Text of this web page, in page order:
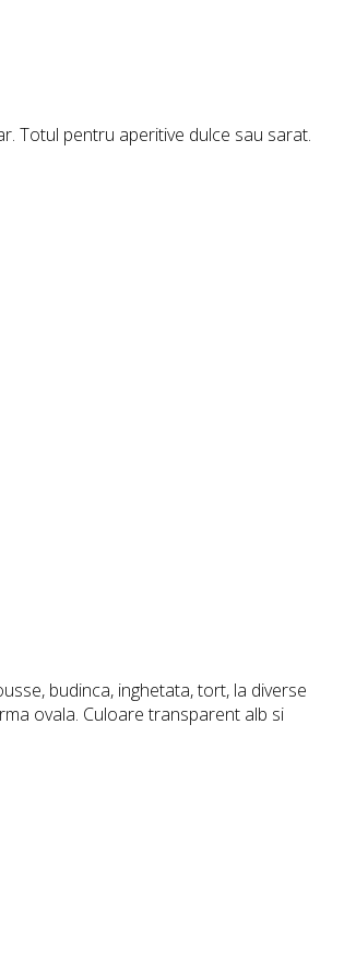
Totul pentru aperitive dulce sau sarat.
budinca, inghetata, tort, la diverse
ovala. Culoare transparent alb si